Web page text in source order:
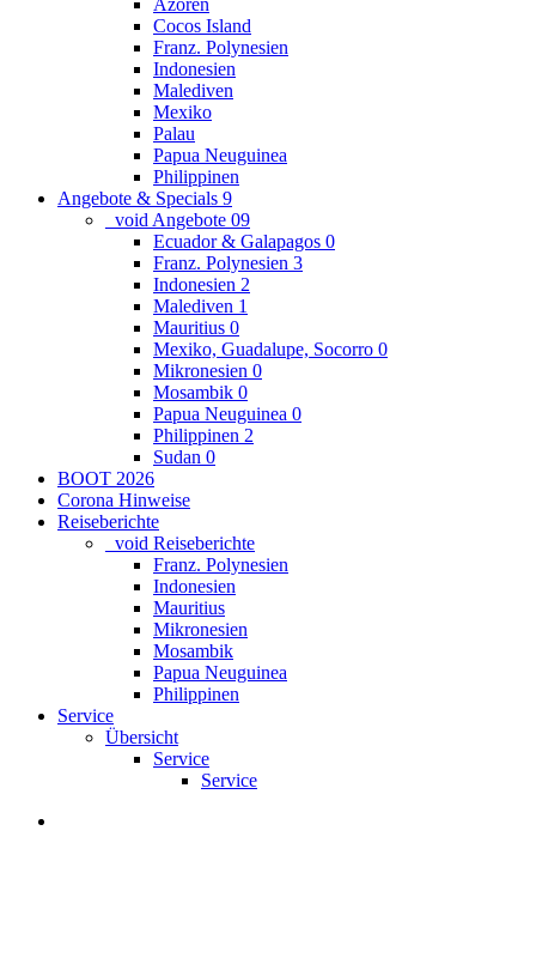
Cocos Island
Franz. Polynesien
Indonesien
Malediven
Mexiko
Palau
Papua Neuguinea
Philippinen
Angebote & Specials 9
_void Angebote 09
Ecuador & Galapagos 0
Franz. Polynesien 3
Indonesien 2
Malediven 1
Mauritius 0
Mexiko, Guadalupe, Socorro 0
Mikronesien 0
Mosambik 0
Papua Neuguinea 0
Philippinen 2
Sudan 0
BOOT 2026
Corona Hinweise
Reiseberichte
_void Reiseberichte
Franz. Polynesien
Indonesien
Mauritius
Mikronesien
Mosambik
Papua Neuguinea
Philippinen
Service
Übersicht
Service
Service